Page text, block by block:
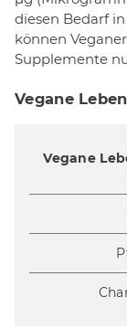
diesen Bedarf
können
Supplemente
Vegane
Vegane